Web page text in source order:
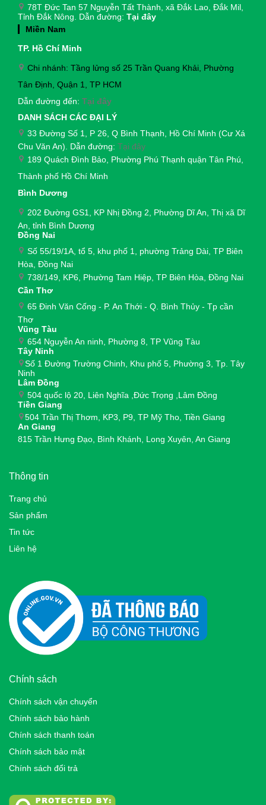
78T Đức Tan 57 Nguyễn Tất Thành, xã Đắk Lao, Đắk Mil,
Tỉnh Đắk Nông. Dẫn đường: Tại đây
Miền Nam
TP. Hồ Chí Minh
Chi nhánh: Tầng lửng số 25 Trần Quang Khải, Phường
Tân Định, Quận 1, TP HCM
Dẫn đường đến: Tại đây
DANH SÁCH CÁC ĐẠI LÝ
33 Đường Số 1, P 26, Q Bình Thạnh, Hồ Chí Minh (Cư Xá
Chu Văn An). Dẫn đường: Tại đây
189 Quách Đình Bảo, Phường Phú Thạnh quận Tân Phú,
Thành phố Hồ Chí Minh
Bình Dương
202 Đường GS1, KP Nhị Đồng 2, Phường Dĩ An, Thị xã Dĩ
An, tỉnh Bình Dương
Đồng Nai
Số 55/19/1A, tổ 5, khu phố 1, phường Trảng Dài, TP Biên
Hòa, Đồng Nai
738/149, KP6, Phường Tam Hiệp, TP Biên Hòa, Đồng Nai
Cần Thơ
65 Đinh Văn Cống - P. An Thới - Q. Bình Thủy - Tp cần
Thơ
Vũng Tàu
654 Nguyễn An ninh, Phường 8, TP Vũng Tàu
Tây Ninh
Số 1 Đường Trường Chinh, Khu phố 5, Phường 3, Tp. Tây
Ninh
Lâm Đồng
504 quốc lộ 20, Liên Nghĩa ,Đức Trọng ,Lâm Đồng
Tiền Giang
504 Trần Thị Thơm, KP3, P9, TP Mỹ Tho, Tiền Giang
An Giang
815 Trần Hưng Đạo, Bình Khánh, Long Xuyên, An Giang
Thông tin
Trang chủ
Sản phẩm
Tin tức
Liên hệ
Chính sách
Chính sách vận chuyển
Chính sách bảo hành
Chính sách thanh toán
Chính sách bảo mật
Chính sách đổi trả